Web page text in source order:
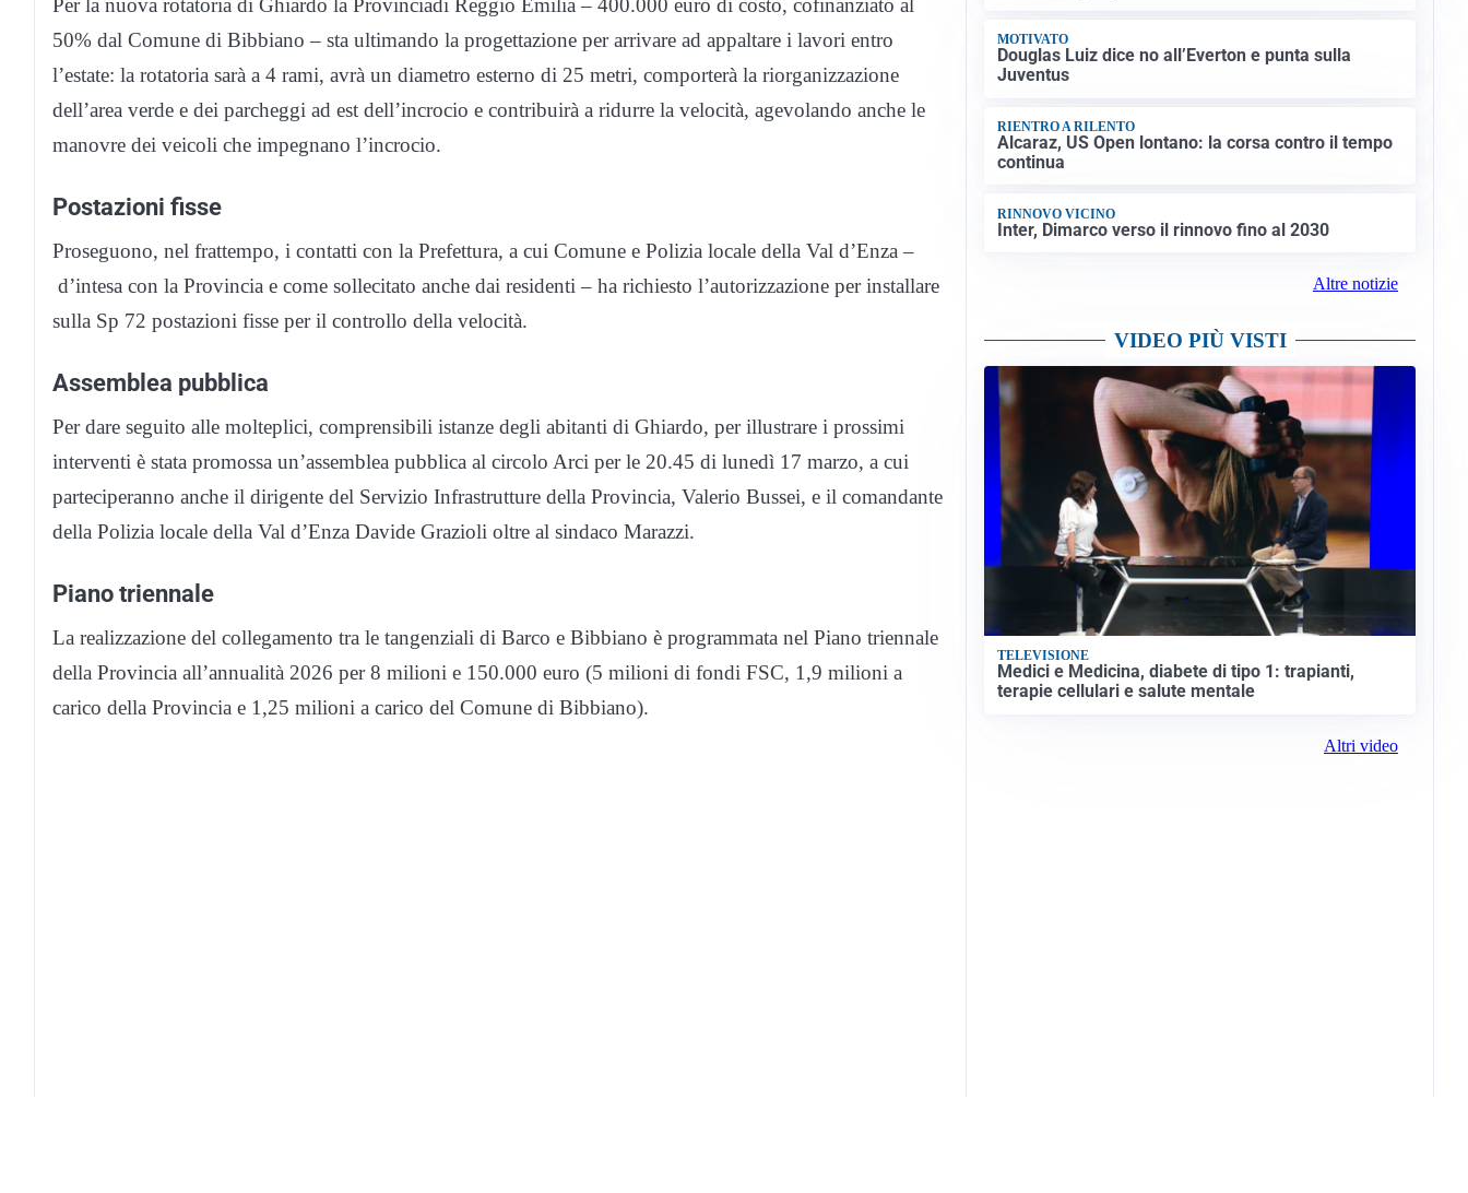
Per la nuova rotatoria di Ghiardo la Provinciadi Reggio Emilia – 400.000 euro di costo, cofinanziato al
50% dal Comune di Bibbiano – sta ultimando la progettazione per arrivare ad appaltare i lavori entro
l’estate: la rotatoria sarà a 4 rami, avrà un diametro esterno di 25 metri, comporterà la riorganizzazione
dell’area verde e dei parcheggi ad est dell’incrocio e contribuirà a ridurre la velocità, agevolando anche le
manovre dei veicoli che impegnano l’incrocio.
Postazioni fisse
Proseguono, nel frattempo, i contatti con la Prefettura, a cui Comune e Polizia locale della Val d’Enza –
d’intesa con la Provincia e come sollecitato anche dai residenti – ha richiesto l’autorizzazione per installare
sulla Sp 72 postazioni fisse per il controllo della velocità.
Assemblea pubblica
Per dare seguito alle molteplici, comprensibili istanze degli abitanti di Ghiardo, per illustrare i prossimi
interventi è stata promossa un’assemblea pubblica al circolo Arci per le 20.45 di lunedì 17 marzo, a cui
parteciperanno anche il dirigente del Servizio Infrastrutture della Provincia, Valerio Bussei, e il comandante
della Polizia locale della Val d’Enza Davide Grazioli oltre al sindaco Marazzi.
Piano triennale
La realizzazione del collegamento tra le tangenziali di Barco e Bibbiano è programmata nel Piano triennale
della Provincia all’annualità 2026 per 8 milioni e 150.000 euro (5 milioni di fondi FSC, 1,9 milioni a
carico della Provincia e 1,25 milioni a carico del Comune di Bibbiano).
MOTIVATO
Douglas Luiz dice no all’Everton e punta sulla
Juventus
RIENTRO A RILENTO
Alcaraz, US Open lontano: la corsa contro il tempo
continua
RINNOVO VICINO
Inter, Dimarco verso il rinnovo fino al 2030
Altre notizie
VIDEO PIÙ VISTI
TELEVISIONE
Medici e Medicina, diabete di tipo 1: trapianti,
terapie cellulari e salute mentale
Altri video